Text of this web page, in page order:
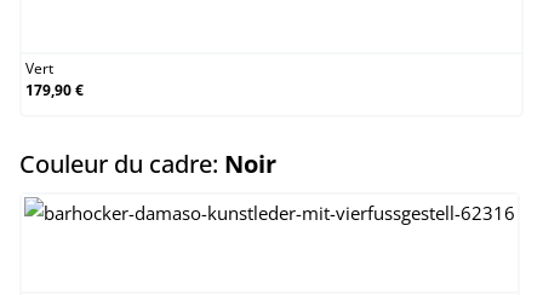
Vert
179,90 €
Couleur du cadre: Noirselect